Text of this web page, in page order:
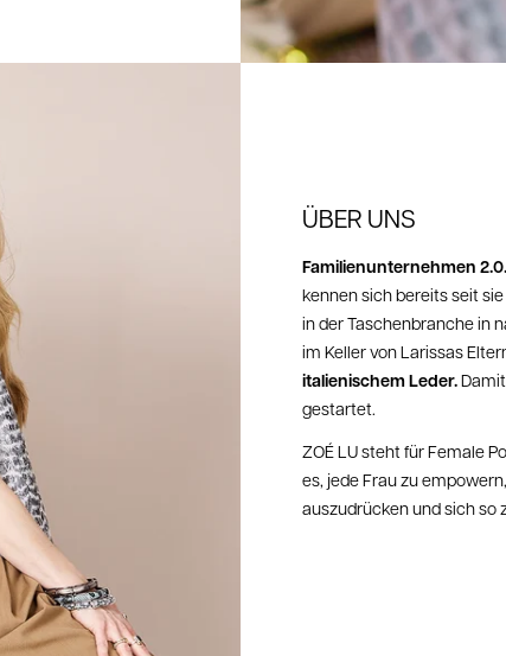
ÜBER UNS
Familienunternehmen 2.0.
kennen sich bereits seit
in der Taschenbranche in
im Keller von Larissas
italienischem Leder.
gestartet.
ZOÉ LU steht für Female
es, jede Frau zu
auszudrücken und sich so